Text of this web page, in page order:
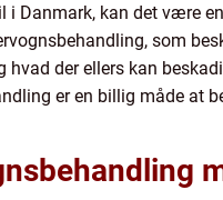
i Danmark, kan det være
som
hvad der ellers kan
er en billig måde at